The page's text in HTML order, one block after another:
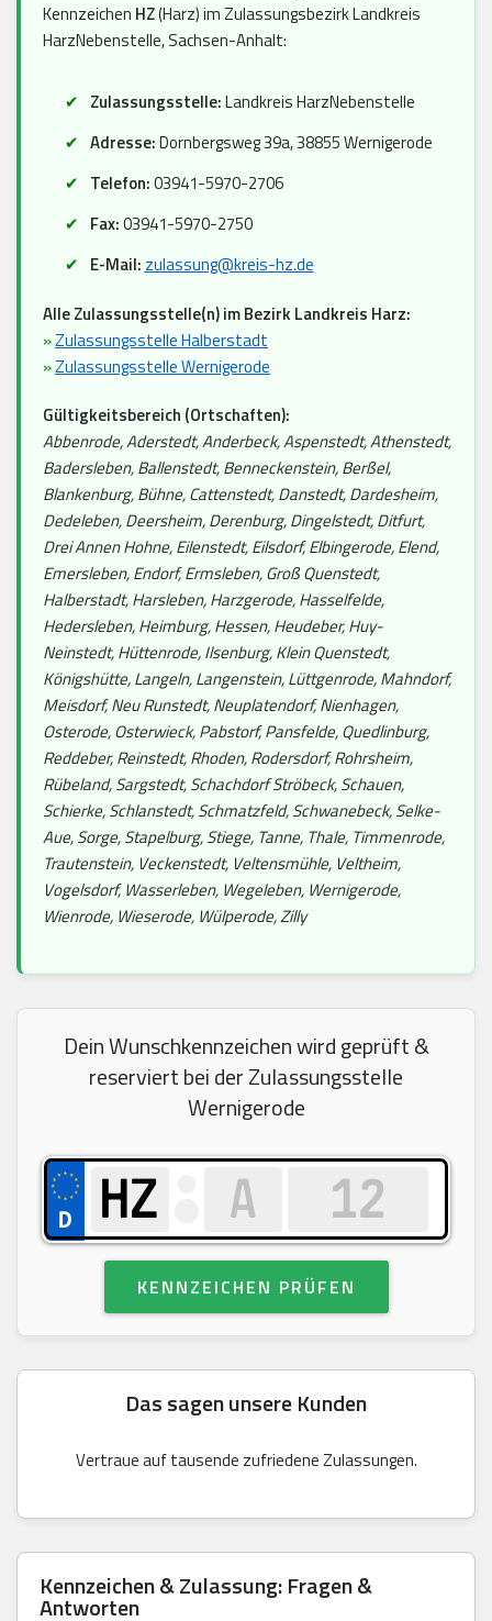
Kennzeichen HZ(Harz) im Zulassungsbezirk Landkreis
HarzNebenstelle, Sachsen-Anhalt:
Zulassungsstelle:Landkreis HarzNebenstelle
Adresse:Dornbergsweg 39a, 38855 Wernigerode
Telefon:03941-5970-2706
Fax:03941-5970-2750
E-Mail: zulassung@kreis-hz.de
Alle Zulassungsstelle(n) im Bezirk Landkreis Harz:
»Zulassungsstelle Halberstadt
»Zulassungsstelle Wernigerode
Gültigkeitsbereich (Ortschaften):
Abbenrode, Aderstedt, Anderbeck, Aspenstedt, Athenstedt,
Badersleben, Ballenstedt, Benneckenstein, Berßel,
Blankenburg, Bühne, Cattenstedt, Danstedt, Dardesheim,
Dedeleben, Deersheim, Derenburg, Dingelstedt, Ditfurt,
Drei Annen Hohne, Eilenstedt, Eilsdorf, Elbingerode, Elend,
Emersleben, Endorf, Ermsleben, Groß Quenstedt,
Halberstadt, Harsleben, Harzgerode, Hasselfelde,
Hedersleben, Heimburg, Hessen, Heudeber, Huy-
Neinstedt, Hüttenrode, Ilsenburg, Klein Quenstedt,
Königshütte, Langeln, Langenstein, Lüttgenrode, Mahndorf,
Meisdorf, Neu Runstedt, Neuplatendorf, Nienhagen,
Osterode, Osterwieck, Pabstorf, Pansfelde, Quedlinburg,
Reddeber, Reinstedt, Rhoden, Rodersdorf, Rohrsheim,
Rübeland, Sargstedt, Schachdorf Ströbeck, Schauen,
Schierke, Schlanstedt, Schmatzfeld, Schwanebeck, Selke-
Aue, Sorge, Stapelburg, Stiege, Tanne, Thale, Timmenrode,
Trautenstein, Veckenstedt, Veltensmühle, Veltheim,
Vogelsdorf, Wasserleben, Wegeleben, Wernigerode,
Wienrode, Wieserode, Wülperode, Zilly
Dein Wunschkennzeichen wird geprüft &
reserviert bei der Zulassungsstelle
Wernigerode
KENNZEICHEN PRÜFEN
Das sagen unsere Kunden
Vertraue auf tausende zufriedene Zulassungen.
Kennzeichen & Zulassung: Fragen &
Antworten